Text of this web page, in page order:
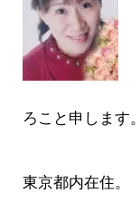
ろこと申します。
東京都内在住。